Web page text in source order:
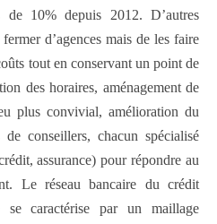
10% depuis 2012. D’autres
d’agences mais de les faire
tout en conservant un point de
des horaires, aménagement de
plus convivial, amélioration du
conseillers, chacun spécialisé
assurance) pour répondre au
Le réseau bancaire du crédit
caractérise par un maillage